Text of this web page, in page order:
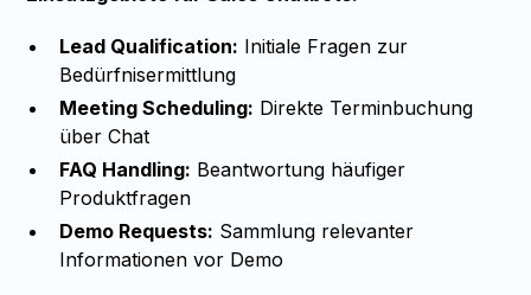
Lead Qualification: Initiale Fragen zur
Bedürfnisermittlung
Meeting Scheduling: Direkte Terminbuchung
über Chat
FAQ Handling: Beantwortung häufiger
Produktfragen
Demo Requests: Sammlung relevanter
Informationen vor Demo